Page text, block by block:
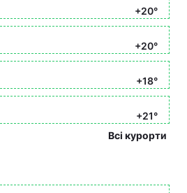
+20°
+20°
+18°
+21°
Всі курорти